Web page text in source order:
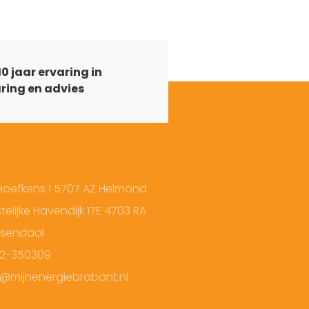
jaar ervaring in
en advies
1 5707 AZ Helmond
Havendijk 17E 4703 RA
350309